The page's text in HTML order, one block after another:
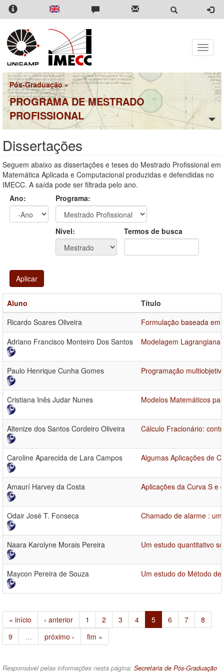
Pular
para
conteúdo
principal
Toggle
Pós-Graduação»
PROGRAMA DE MESTRADO
PROFISSIONAL
Dissertações
Seguem abaixo as dissertações e teses do Mestrado Profissional em
Matemática Aplicada e Computacional produzidas e defendidas no
IMECC. A saída pode ser filtrada pelo ano.
Ano:
Programa:
Nível: Termos de busca
Aplicar
Aluno
Título
Ricardo Soares Oliveira
Formulação baseada
Adriano Francisco Monteiro Dos Santos
Modelagem Lagrangiana
Paulo Henrique Cunha Gomes Programação
Cristiana Inês Judar Nunes Modelos Matemáticos
Altenize dos Santos Cordeiro Oliveira Cálculo Fracionário:
Caroline Aparecida de Lara Campos Algumas Aplicações de
Amaurí Harvey da Costa Aplicações da Curva S e
Odair José T. Fonseca Chamado de alarme :
Naara Karolyne Morais Pereira Um estudo quantitativo
Maycon Pereira de Souza Um estudo do Método
« início ‹ anterior 1 2 3 4 5 6 7
8
9
… próximo › fim »
Responsável pelas informações nesta página: Secretaria de Pós-Graduação